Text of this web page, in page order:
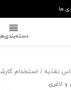
ها
دسته‌بندی‌ها
تغذیه/ استخدام
لاغری